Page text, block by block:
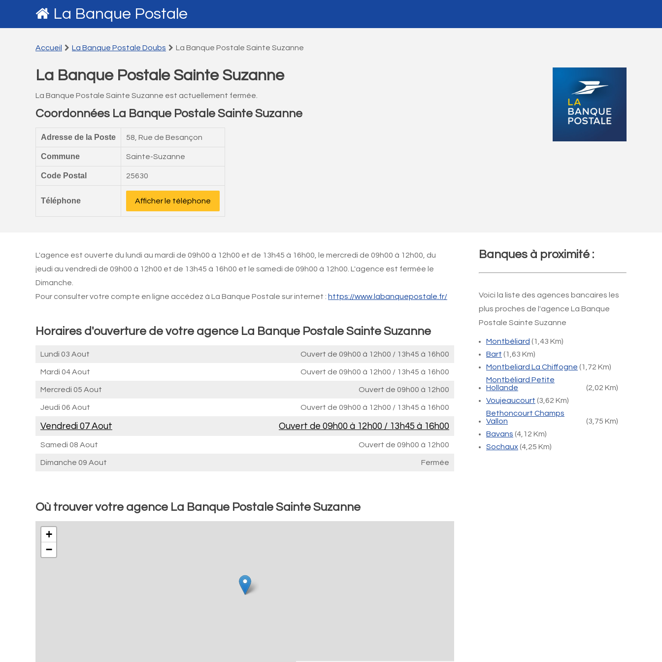
La Banque Postale
Accueil La Banque Postale Doubs La Banque Postale Sainte Suzanne
La Banque Postale Sainte Suzanne
La Banque Postale Sainte Suzanne est actuellement fermée.
Coordonnées La Banque Postale Sainte Suzanne
Adresse de la Poste 58, Rue de Besançon
Commune Sainte-Suzanne
Code Postal 25630
Téléphone Afficher le téléphone
L'agence est ouverte du lundi au mardi de 09h00 à 12h00 et de 13h45 à 16h00, le mercredi de 09h00 à 12h00, du
jeudi au vendredi de 09h00 à 12h00 et de 13h45 à 16h00 et le samedi de 09h00 à 12h00. L'agence est fermée le
Dimanche.
Pour consulter votre compte en ligne accédez à La Banque Postale sur internet : https://www.labanquepostale.fr/
Horaires d'ouverture de votre agence La Banque Postale Sainte Suzanne
Lundi 03 Aout Ouvert de 09h00 à 12h00 / 13h45 à 16h00
Mardi 04 Aout Ouvert de 09h00 à 12h00 / 13h45 à 16h00
Mercredi 05 Aout Ouvert de 09h00 à 12h00
Jeudi 06 Aout Ouvert de 09h00 à 12h00 / 13h45 à 16h00
Vendredi 07 Aout Ouvert de 09h00 à 12h00 / 13h45 à 16h00
Samedi 08 Aout Ouvert de 09h00 à 12h00
Dimanche 09 Aout Fermée
Où trouver votre agence La Banque Postale Sainte Suzanne
+
−
Banques à proximité :
Voici la liste des agences bancaires les
plus proches de l'agence La Banque
Postale Sainte Suzanne
Montbéliard (1,43 Km)
Bart (1,63 Km)
Montbeliard La Chiffogne (1,72 Km)
Montbéliard Petite
Hollande
(2,02 Km)
Voujeaucourt (3,62 Km)
Bethoncourt Champs
Vallon
(3,75 Km)
Bavans (4,12 Km)
Sochaux(4,25 Km)